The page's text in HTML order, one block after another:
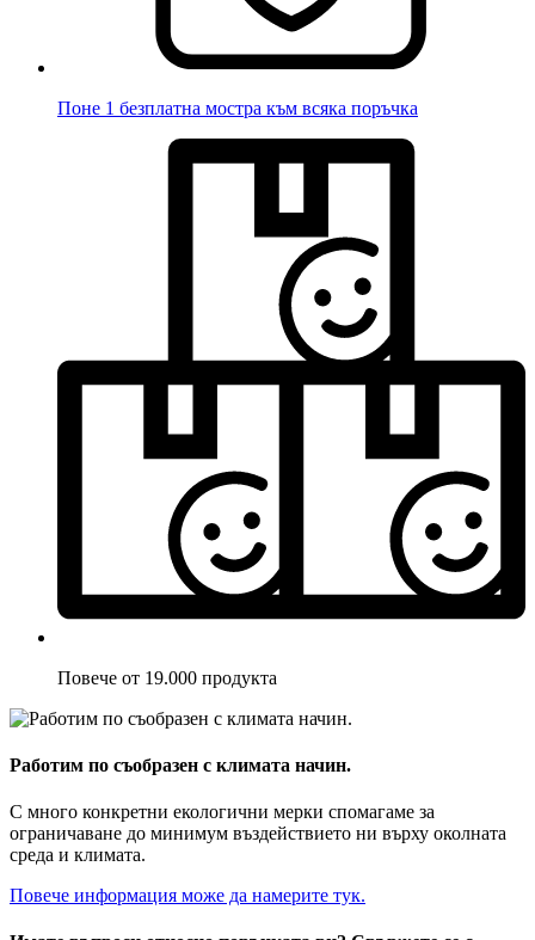
Поне 1 безплатна мостра към всяка поръчка
Повече от 19.000 продукта
Работим по съобразен с климата начин.
С много конкретни екологични мерки спомагаме за
ограничаване до минимум въздействието ни върху околната
среда и климата.
Повече информация може да намерите тук.